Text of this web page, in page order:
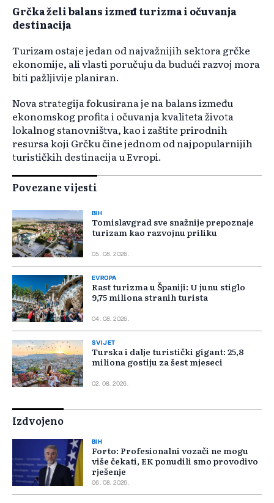
Grčka želi balans između turizma i očuvanja
destinacija
Turizam ostaje jedan od najvažnijih sektora grčke
ekonomije, ali vlasti poručuju da budući razvoj mora
biti pažljivije planiran.
Nova strategija fokusirana je na balans između
ekonomskog profita i očuvanja kvaliteta života
lokalnog stanovništva, kao i zaštite prirodnih
resursa koji Grčku čine jednom od najpopularnijih
turističkih destinacija u Evropi.
Povezane vijesti
BIH
Tomislavgrad sve snažnije prepoznaje
turizam kao razvojnu priliku
05. 08. 2026.
EVROPA
Rast turizma u Španiji: U junu stiglo
9,75 miliona stranih turista
04. 08. 2026.
SVIJET
Turska i dalje turistički gigant: 25,8
miliona gostiju za šest mjeseci
02. 08. 2026.
Izdvojeno
BIH
Forto: Profesionalni vozači ne mogu
više čekati, EK ponudili smo provodivo
rješenje
06. 08. 2026.